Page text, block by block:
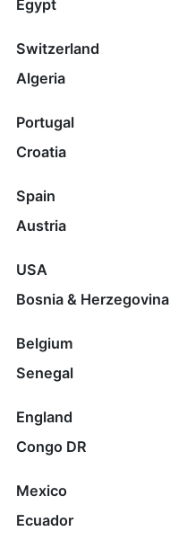
Egypt
Switzerland
Algeria
Portugal
Croatia
Spain
Austria
USA
Bosnia & Herzegovina
Belgium
Senegal
England
Congo DR
Mexico
Ecuador